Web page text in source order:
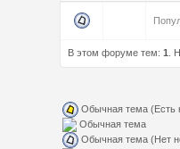
В этом форуме тем:1 .
Обычная тема (Есть
Обычная тема
Обычная тема (Нет